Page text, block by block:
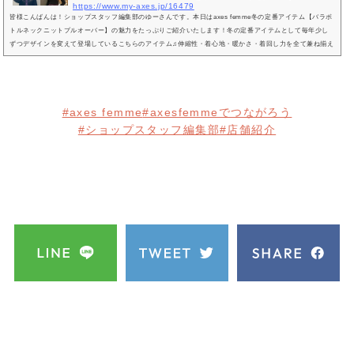
https://www.my-axes.jp/16479
皆様こんばんは！ショップスタッフ編集部のゆーさんです。本日はaxes femme冬の定番アイテム【バラボ
トルネックニットプルオーバー】の魅力をたっぷりご紹介いたします！冬の定番アイテムとして毎年少し
ずつデザインを変えて登場しているこちらのアイテム♫伸縮性・着心地・暖かさ・着回し力を全て兼ね揃え
ており、冬に1枚は持っておきたいベストアイテムです。｢去年のもあるけど、今年のも可愛い！｣と買って
#axes femme#axesfemmeでつながろう
#ショップスタッフ編集部#店舗紹介